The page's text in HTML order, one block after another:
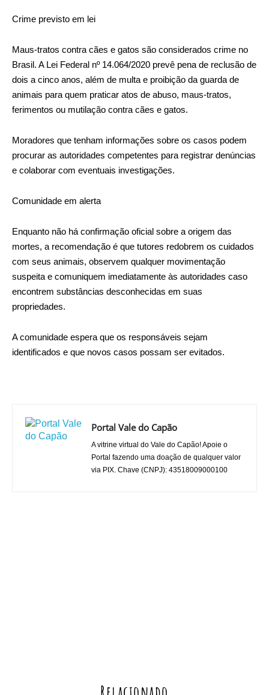
Crime previsto em lei
Maus-tratos contra cães e gatos são considerados crime no
Brasil. A Lei Federal nº 14.064/2020 prevê pena de reclusão de
dois a cinco anos, além de multa e proibição da guarda de
animais para quem praticar atos de abuso, maus-tratos,
ferimentos ou mutilação contra cães e gatos.
Moradores que tenham informações sobre os casos podem
procurar as autoridades competentes para registrar denúncias
e colaborar com eventuais investigações.
Comunidade em alerta
Enquanto não há confirmação oficial sobre a origem das
mortes, a recomendação é que tutores redobrem os cuidados
com seus animais, observem qualquer movimentação
suspeita e comuniquem imediatamente às autoridades caso
encontrem substâncias desconhecidas em suas
propriedades.
A comunidade espera que os responsáveis sejam
identificados e que novos casos possam ser evitados.
Portal Vale do Capão
A vitrine virtual do Vale do Capão! Apoie o
Portal fazendo uma doação de qualquer valor
via PIX. Chave (CNPJ): 43518009000100